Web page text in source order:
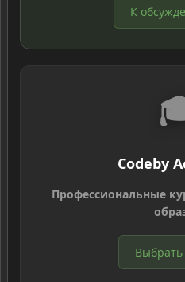
К
Codeby
Профессиональные
Выбрать